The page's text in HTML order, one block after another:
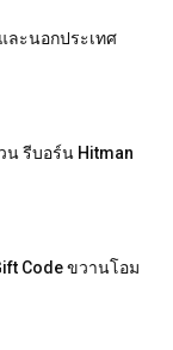
ละนอกประเทศ
น รีบอร์น Hitman
Code ขวานโอม